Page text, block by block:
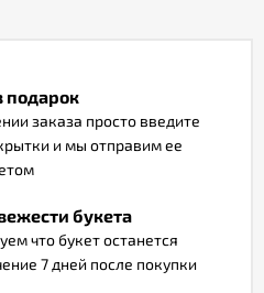
подарок
заказа просто введите
и мы отправим ее
букета
что букет останется
7 дней после покупки